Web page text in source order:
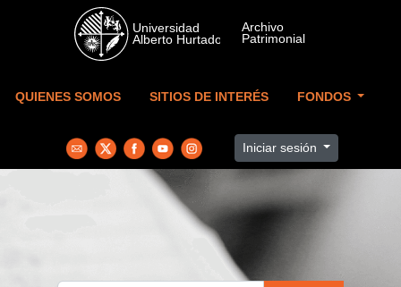
Skip to main content
QUIENES SOMOS SITIOS DE INTERÉS FONDOS
Iniciar sesión